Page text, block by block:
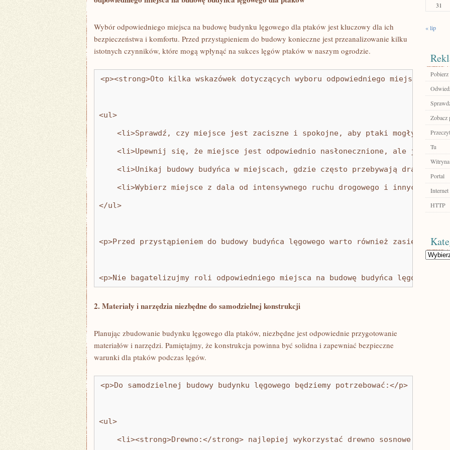
Wybór⁢ odpowiedniego miejsca na budowę budynku lęgowego dla ptaków jest kluczowy‍ dla ich
bezpieczeństwa i komfortu. Przed przystąpieniem ‌do ⁣budowy konieczne jest przeanalizowanie kilku
istotnych czynników, które mogą wpłynąć na sukces lęgów ⁣ptaków w⁤ naszym ogrodzie.
<p><strong>Oto kilka wskazówek dotyczących wyboru odpowiedniego miejsca na
<ul>
<li>Sprawdź, czy miejsce jest zaciszne i spokojne, aby ptaki mogły czuć
<li>Upewnij się, że miejsce jest odpowiednio nasłonecznione, ale
<li>Unikaj budowy budyńca w miejscach, gdzie często przebywają
<li>Wybierz miejsce z dala od intensywnego ruchu drogowego i innych
</ul>
<p>Przed przystąpieniem do budowy budyńca lęgowego warto również
<p>Nie bagatelizujmy roli odpowiedniego miejsca na budowę budyńca lęgowego.
2. Materiały i narzędzia niezbędne do samodzielnej konstrukcji
Planując zbudowanie budynku lęgowego dla ptaków,⁤ niezbędne⁤ jest odpowiednie przygotowanie
materiałów i narzędzi. ​Pamiętajmy, że ⁢konstrukcja powinna⁤ być solidna i zapewniać ⁢bezpieczne
warunki dla ptaków podczas lęgów.
<p>Do samodzielnej budowy budynku lęgowego będziemy potrzebować:</p>
<ul>
<li><strong>Drewno:</strong> najlepiej wykorzystać drewno sosnowe lub
31
« lip
Pobierz
Zobacz
Tu
Witryna
Portal
Internet
HTTP
Kategorie